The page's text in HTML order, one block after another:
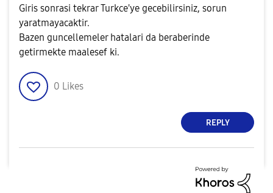
Giris sonrasi tekrar Turkce'ye gecebilirsiniz, sorun
yaratmayacaktir.
Bazen guncellemeler hatalari da beraberinde
getirmekte maalesef ki.
0 Likes
REPLY